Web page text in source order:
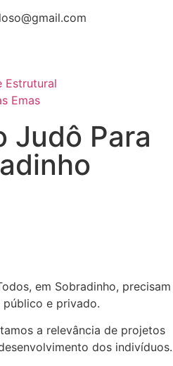
Estrutural
Emas
Judô Para
em Sobradinho, precisam
público e privado.
a relevância de projetos
dos indivíduos.